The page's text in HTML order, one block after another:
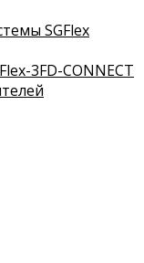
SGFlex
3FD-CONNECT